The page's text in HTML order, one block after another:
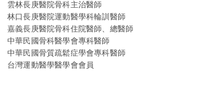
雲林長庚醫院骨科主治醫師
林口長庚醫院運動醫學科輪訓醫師
嘉義長庚醫院骨科住院醫師、總醫師
中華民國骨科醫學會專科醫師
中華民國骨質疏鬆症學會專科醫師
台灣運動醫學醫學會會員